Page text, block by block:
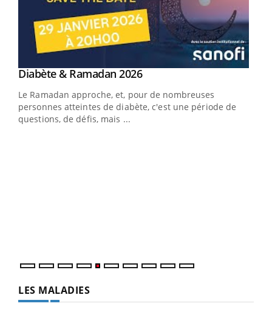
Youtube
Diabète & Ramadan 2026Youtube
Le Ramadan approche, et, pour de nombreuses
personnes atteintes de diabète, c'est une période de
questions, de défis, mais ...
LES MALADIES